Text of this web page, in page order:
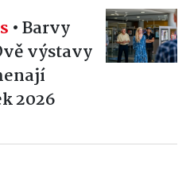
•Barvy
výstavy
2026